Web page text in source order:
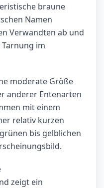
braune
Namen
Verwandten ab und
im
moderate Größe
anderer Entenarten
mit einem
relativ kurzen
bis gelblichen
zeigt ein